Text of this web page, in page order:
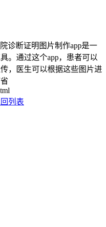
诊断证明图片制作app是一
。通过这个app，患者可以
，医生可以根据这些图片进
列表